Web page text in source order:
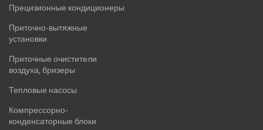
Прецизионные кондиционеры
Приточно-вытяжные
установки
Приточные очистители
воздуха, бризеры
Тепловые насосы
Компрессорно-
конденсаторные блоки